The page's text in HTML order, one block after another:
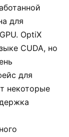
для
OptiX
CUDA, но
для
некоторые